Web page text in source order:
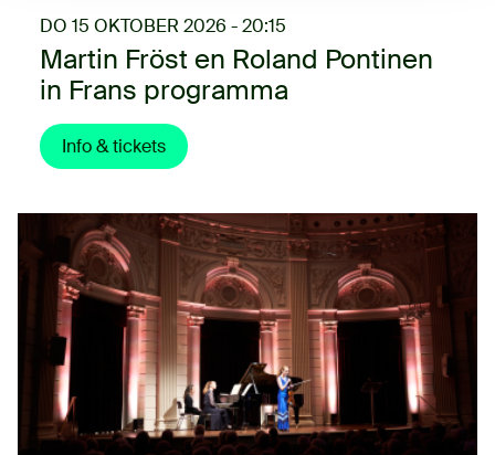
DO 15 OKTOBER 2026 - 20:15
Martin Fröst en Roland Pontinen
in Frans programma
Info & tickets